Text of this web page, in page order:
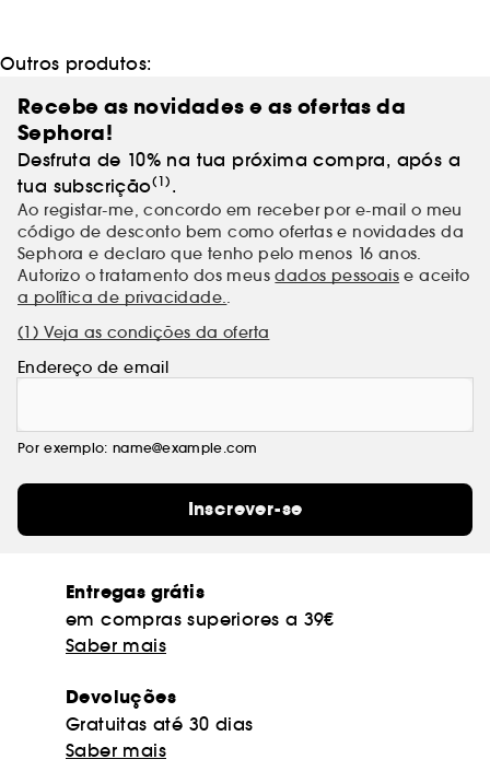
Outros produtos:
Recebe as novidades e as ofertas da
Sephora!
Desfruta de 10% na tua próxima compra, após a
tua subscrição(1) .
Ao registar-me, concordo em receber por e-mail o meu
código de desconto bem como ofertas e novidades da
Sephora e declaro que tenho pelo menos 16 anos.
Autorizo o tratamento dos meusdados pessoais e aceito
a política de privacidade..
(1) Veja as condições da oferta
Endereço de email
Por exemplo: name@example.com
Inscrever-se
Entregas grátis
em compras superiores a 39€
Saber mais
Devoluções
Gratuitas até 30 dias
Saber mais